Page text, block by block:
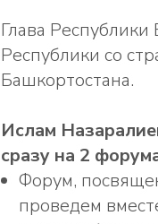
Глава Республики
Республики со
Башкортостана.
Ислам
сразу на 2
Форум,
проведем